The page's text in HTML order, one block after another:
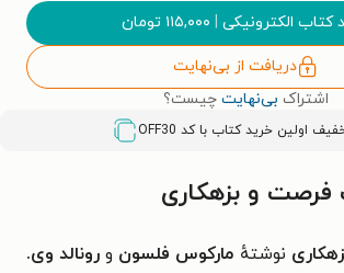
کتاب الکترونیکی | ۱۱۵,۰۰۰ تومان
دریافت از بی‌نهایت
اشتراک بی‌نهایت چیست؟
OFF30
فرصت و بزهکاری
نوشتهٔ مارکوس فلسون ورونالد وی.